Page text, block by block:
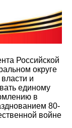
Российской
округе
и
единому
в
80-
войне